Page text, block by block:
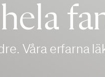
Våra erfarna